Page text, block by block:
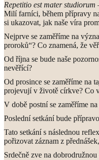
Repetitio est mater studiorum
Milí farníci, během přípravy
si ukazovat, jak naše víra
Nejprve se zaměříme na
proroků“? Co znamená, že
Od října se bude naše
nevěřící?
Od prosince se zaměříme na
projevují v životě církve? Co
V době postní se zaměříme
Poslední setkání bude
Tato setkání s následnou
pořizovat záznam z
Srdečně zve na